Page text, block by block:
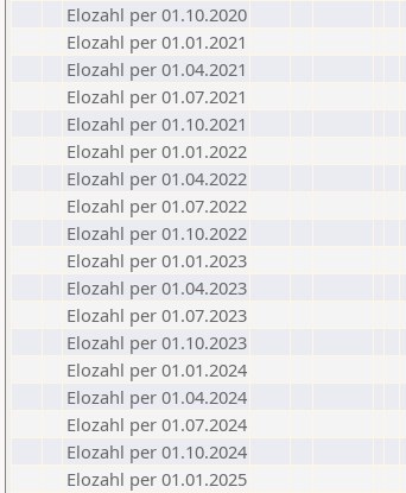
Elozahl per 01.10.2020
Elozahl per 01.01.2021
Elozahl per 01.04.2021
Elozahl per 01.07.2021
Elozahl per 01.10.2021
Elozahl per 01.01.2022
Elozahl per 01.04.2022
Elozahl per 01.07.2022
Elozahl per 01.10.2022
Elozahl per 01.01.2023
Elozahl per 01.04.2023
Elozahl per 01.07.2023
Elozahl per 01.10.2023
Elozahl per 01.01.2024
Elozahl per 01.04.2024
Elozahl per 01.07.2024
Elozahl per 01.10.2024
Elozahl per 01.01.2025